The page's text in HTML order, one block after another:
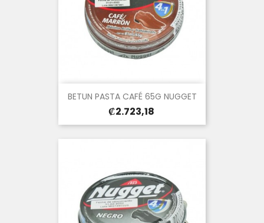
BETUN PASTA CAFÉ 65G NUGGET
Precio
₡2.723,18